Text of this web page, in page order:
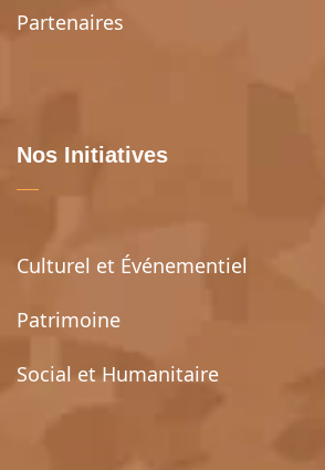
Partenaires
Nos Initiatives
Culturel et Événementiel
Patrimoine
Social et Humanitaire